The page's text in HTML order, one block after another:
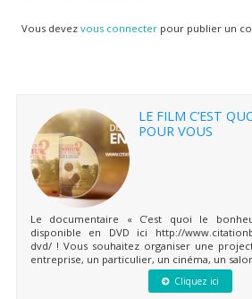
Vous devez vous connecterpour publier un
LE FILM C’EST
POUR VOUS
Le documentaire « C’est quoi le
disponible en DVD ici http://
dvd/ ! Vous souhaitez organiser une
entreprise, un particulier, un cinéma, un
Cliquez ici